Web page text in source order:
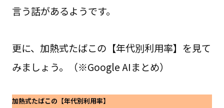
言う話があるようです。
更に、加熱式たばこの【年代別利用率】を見て
みましょう。（※Google AIまとめ）
加熱式たばこの【年代別利用率】